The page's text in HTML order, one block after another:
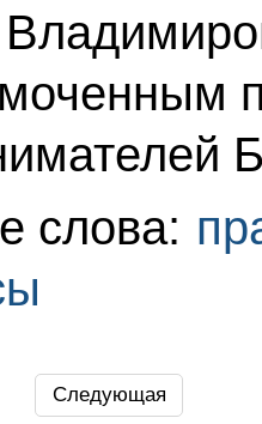
слова:
Следующая